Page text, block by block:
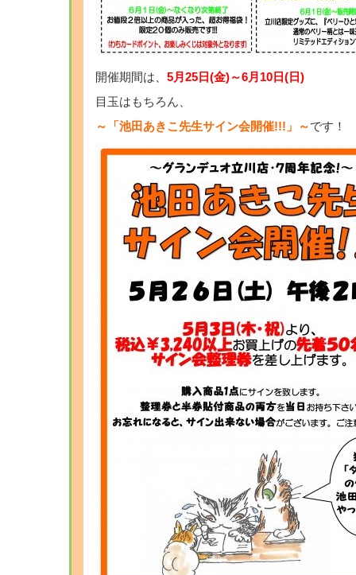
開催期間は、 5月25日(金)～6月10日(日)
目玉はもちろん、
～「池田あきこ先生サイン会開催!!!」～です！